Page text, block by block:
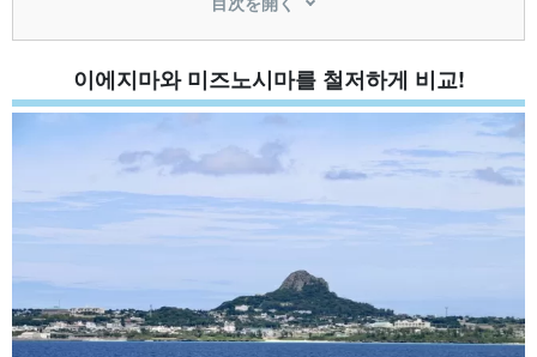
5.1.대자연의 힘을 느껴보자
5.2.백합, 히비스커스 등 아름다운 꽃들
5.3.에메랄드빛 바다
아라미타케
城山(伊江島タッチュー)
6.3.냐티야 동굴
6.4.릴리필드 공원
7.미즈나섬은 어떤 곳인가?
8.나하공항・토쿠지항에서 가는 방법
9.미즈노시마가 선택받는 이유
이에지마와 미즈노시마를 철저하게 비교!